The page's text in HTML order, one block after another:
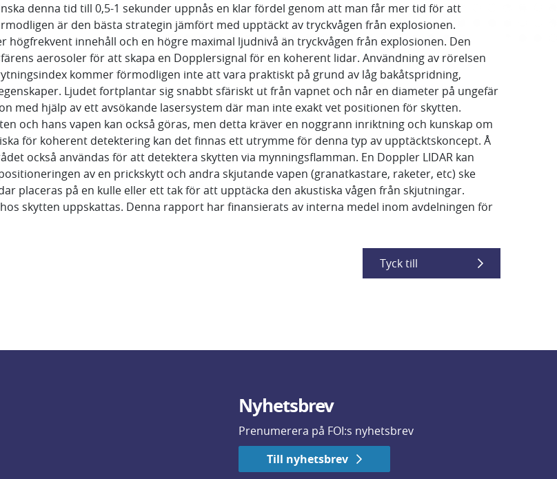
denna tid till 0,5-1 sekunder uppnås en klar fördel genom att man får mer tid för att
är den bästa strategin jämfört med upptäckt av tryckvågen från explosionen.
innehåll och en högre maximal ljudnivå än tryckvågen från explosionen. Den
aerosoler för att skapa en Dopplersignal för en koherent lidar. Användning av rörelsen
kommer förmodligen inte att vara praktiskt på grund av låg bakåtspridning,
Ljudet fortplantar sig snabbt sfäriskt ut från vapnet och når en diameter på ungefär
med hjälp av ett avsökande lasersystem där man inte exakt vet positionen för skytten.
och hans vapen kan också göras, men detta kräver en noggrann inriktning och kunskap om
för koherent detektering kan det finnas ett utrymme för denna typ av upptäcktskoncept. Å
också användas för att detektera skytten via mynningsflamman. En Doppler LIDAR kan
av en prickskytt och andra skjutande vapen (granatkastare, raketer, etc) ske
placeras på en kulle eller ett tak för att upptäcka den akustiska vågen från skjutningar.
skytten uppskattas. Denna rapport har finansierats av interna medel inom avdelningen för
Tyck till
Nyhetsbrev
Prenumerera på FOI:s nyhetsbrev
Till nyhetsbrev